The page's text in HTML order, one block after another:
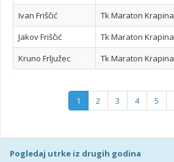
Ivan Friščić
Tk Maraton Krapina
Jakov Friščić
Tk Maraton Krapina
Kruno Frljužec
Tk Maraton Krapina
1 2 3 4 5
Pogledaj utrke iz drugih godina